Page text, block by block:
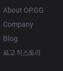
About OP.GG
Company
Blog
로고 히스토리